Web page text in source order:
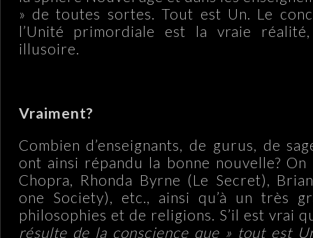
» de toutes sortes. Tout est Un. Le
l’Unité primordiale est la vraie
illusoire.
Vraiment?
Combien d’enseignants, de gurus, de
ont ainsi répandu la bonne nouvelle? On
Chopra, Rhonda Byrne (Le Secret),
one Society), etc., ainsi qu’à un très
philosophies et de religions. S’il est vrai
résulte de la conscience que » tout est